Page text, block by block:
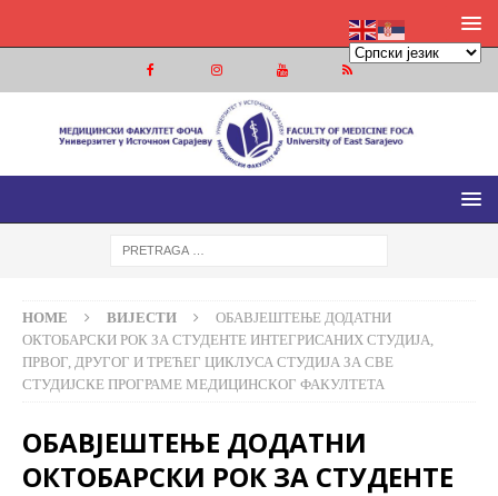
МЕДИЦИНСКИ ФАКУЛТЕТ ФОЧА
МЕДИЦИНСКИ ФАКУЛТЕТ УНИВЕРЗИТЕТА У ИСТОЧНОМ
HOME ВИЈЕСТИ
ОБАВЈЕШТЕЊЕ ДОДАТНИ
ОКТОБАРСКИ РОК ЗА СТУДЕНТЕ ИНТЕГРИСАНИХ СТУДИЈА,
ПРВОГ, ДРУГОГ И ТРЕЋЕГ ЦИКЛУСА СТУДИЈА ЗА СВЕ
СТУДИЈСКЕ ПРОГРАМЕ МЕДИЦИНСКОГ ФАКУЛТЕТА
ОБАВЈЕШТЕЊЕ ДОДАТНИ
ОКТОБАРСКИ РОК ЗА СТУДЕНТЕ